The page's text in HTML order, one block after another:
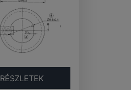
RÉSZLETEK